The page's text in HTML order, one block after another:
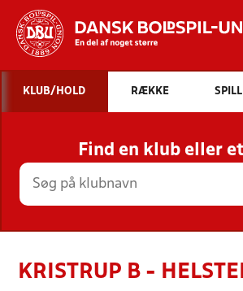
INDHOLD
STILLINGER, RESULTATER,
HOLD
KLUB/HOLD RÆKKE
Find en klub eller
KRISTRUP B -